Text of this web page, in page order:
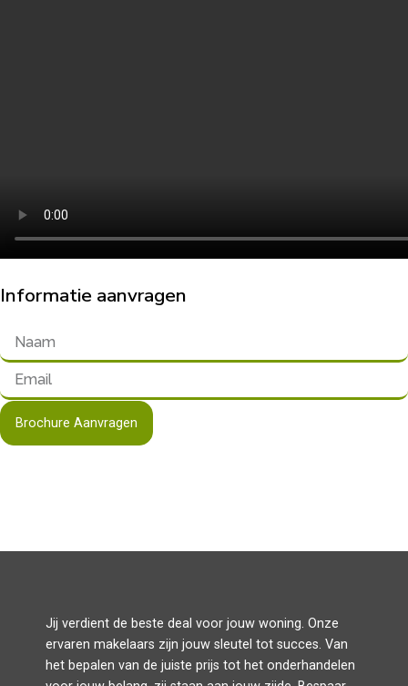
Informatie aanvragen
Brochure Aanvragen
Jij verdient de beste deal voor jouw woning. Onze
ervaren makelaars zijn jouw sleutel tot succes. Van
het bepalen van de juiste prijs tot het onderhandelen